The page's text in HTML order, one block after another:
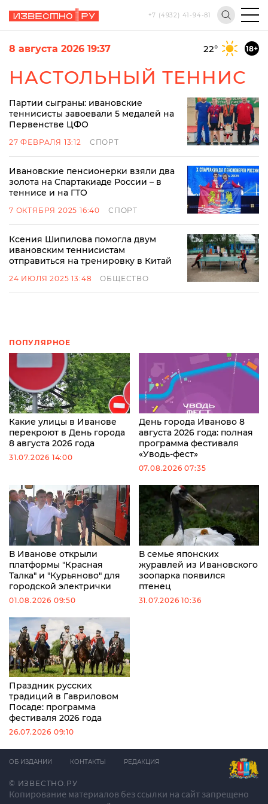
+7 (4932) 41-94-81
8 августа 2026 19:37 22° 18+
НАСТОЛЬНЫЙ ТЕННИС
Партии сыграны: ивановские
теннисисты завоевали 5 медалей на
Первенстве ЦФО
27 ФЕВРАЛЯ 13:12 СПОРТ
Ивановские пенсионерки взяли два
золота на Спартакиаде России – в
теннисе и на ГТО
7 ОКТЯБРЯ 2025 16:40 СПОРТ
Ксения Шипилова помогла двум
ивановским теннисистам
отправиться на тренировку в Китай
24 ИЮЛЯ 2025 13:48 ОБЩЕСТВО
ПОПУЛЯРНОЕ
Какие улицы в Иванове
перекроют в День города
8 августа 2026 года
31.07.2026 14:00
День города Иваново 8
августа 2026 года: полная
программа фестиваля
«Уводь-фест»
07.08.2026 07:35
В Иванове открыли
платформы "Красная
Талка" и "Курьяново" для
городской электрички
01.08.2026 09:50
В семье японских
журавлей из Ивановского
зоопарка появился
птенец
31.07.2026 10:36
Праздник русских
традиций в Гавриловом
Посаде: программа
фестиваля 2026 года
26.07.2026 09:10
© ИЗВЕСТНО.РУ
Копирование материалов без ссылки на сайт запрещено
ОБ ИЗДАНИИ КОНТАКТЫ РЕДАКЦИЯ